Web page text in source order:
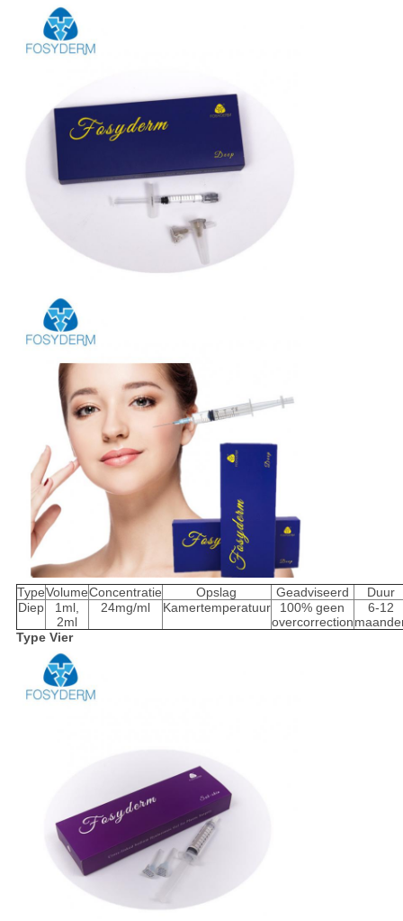
TypeVolumeConcentratie Opslag Geadviseerd
Duur
Diep
1ml,
2ml
24mg/ml Kamertemperatuur
100% geen
overcorrection
6-12
Type Vier